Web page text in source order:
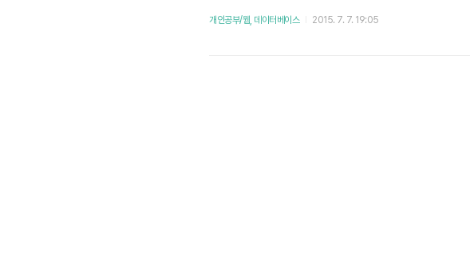
체를 문자열로 바꿀 수 있다는 특징이 있다. 이 객체 정
개인공부/웹, 데이터베이스 2015. 7. 7. 19:05